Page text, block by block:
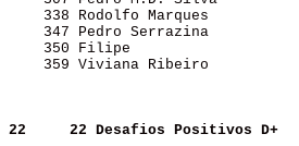
338 Rodolfo Marques
347 Pedro Serrazina
350 Filipe
359 Viviana Ribeiro
22 22 Desafios